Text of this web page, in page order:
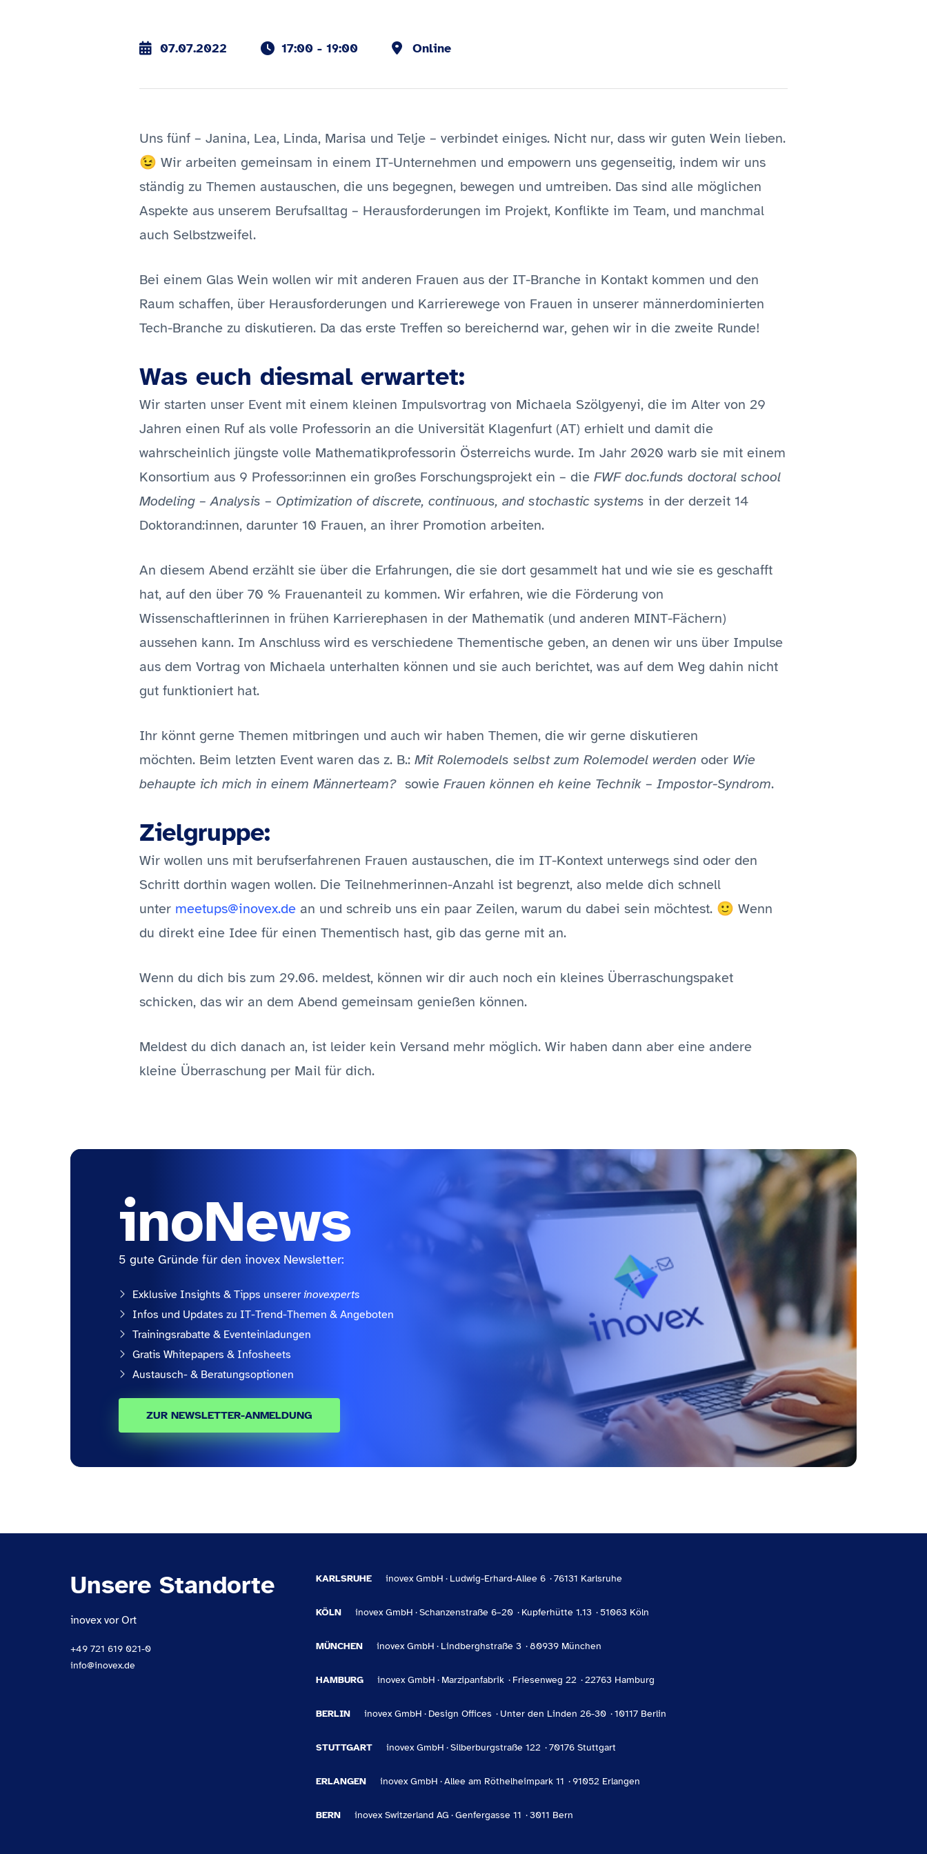
07.07.2022 17:00 19:00 Online
Uns fünf – Janina, Lea, Linda, Marisa und Telje – verbindet einiges. Nicht nur, dass wir guten Wein lieben.
😉 Wir arbeiten gemeinsam in einem IT-Unternehmen und empowern uns gegenseitig, indem wir uns
ständig zu Themen austauschen, die uns begegnen, bewegen und umtreiben. Das sind alle möglichen
Aspekte aus unserem Berufsalltag – Herausforderungen im Projekt, Konflikte im Team, und manchmal
auch Selbstzweifel.
Bei einem Glas Wein wollen wir mit anderen Frauen aus der IT-Branche in Kontakt kommen und den
Raum schaffen, über Herausforderungen und Karrierewege von Frauen in unserer männerdominierten
Tech-Branche zu diskutieren. Da das erste Treffen so bereichernd war, gehen wir in die zweite Runde!
Was euch diesmal erwartet:
Wir starten unser Event mit einem kleinen Impulsvortrag von Michaela Szölgyenyi, die im Alter von 29
Jahren einen Ruf als volle Professorin an die Universität Klagenfurt (AT) erhielt und damit die
wahrscheinlich jüngste volle Mathematikprofessorin Österreichs wurde. Im Jahr 2020 warb sie mit einem
Konsortium aus 9 Professor:innen ein großes Forschungsprojekt ein – die FWF doc.funds doctoral school
Modeling – Analysis – Optimization of discrete, continuous, and stochastic systems in der derzeit 14
Doktorand:innen, darunter 10 Frauen, an ihrer Promotion arbeiten.
An diesem Abend erzählt sie über die Erfahrungen, die sie dort gesammelt hat und wie sie es geschafft
hat, auf den über 70 % Frauenanteil zu kommen. Wir erfahren, wie die Förderung von
Wissenschaftlerinnen in frühen Karrierephasen in der Mathematik (und anderen MINT-Fächern)
aussehen kann. Im Anschluss wird es verschiedene Thementische geben, an denen wir uns über Impulse
aus dem Vortrag von Michaela unterhalten können und sie auch berichtet, was auf dem Weg dahin nicht
gut funktioniert hat.
Ihr könnt gerne Themen mitbringen und auch wir haben Themen, die wir gerne diskutieren
möchten. Beim letzten Event waren das z. B.: Mit Rolemodels selbst zum Rolemodel werden oder Wie
behaupte ich mich in einem Männerteam? sowie Frauen können eh keine Technik – Impostor-Syndrom.
Zielgruppe:
Wir wollen uns mit berufserfahrenen Frauen austauschen, die im IT-Kontext unterwegs sind oder den
Schritt dorthin wagen wollen. Die Teilnehmerinnen-Anzahl ist begrenzt, also melde dich schnell
unter meetups@inovex.de an und schreib uns ein paar Zeilen, warum du dabei sein möchtest. 🙂 Wenn
du direkt eine Idee für einen Thementisch hast, gib das gerne mit an.
Wenn du dich bis zum 29.06. meldest, können wir dir auch noch ein kleines Überraschungspaket
schicken, das wir an dem Abend gemeinsam genießen können.
Meldest du dich danach an, ist leider kein Versand mehr möglich. Wir haben dann aber eine andere
kleine Überraschung per Mail für dich.
inoNews
5 gute Gründe für den inovex Newsletter:
Exklusive Insights & Tipps unsererinovexperts
Infos und Updates zu IT-Trend-Themen & Angeboten
Trainingsrabatte & Eventeinladungen
Gratis Whitepapers & Infosheets
Austausch- & Beratungsoptionen
ZUR NEWSLETTER-ANMELDUNG
Unsere Standorte
inovex vor Ort
+49 721 619 021-0
info@inovex.de
KARLSRUHE inovex GmbH Ludwig-Erhard-Allee 6 76131 Karlsruhe
KÖLN inovex GmbH Schanzenstraße 6–20 Kupferhütte 1.13 51063 Köln
MÜNCHEN inovex GmbH Lindberghstraße 3 80939 München
HAMBURG inovex GmbH Marzipanfabrik Friesenweg 22 22763 Hamburg
BERLIN inovex GmbH Design Offices Unter den Linden 26-30 10117 Berlin
STUTTGART inovex GmbH Silberburgstraße 122 70176 Stuttgart
ERLANGEN inovex GmbH Allee am Röthelheimpark 11 91052 Erlangen
BERN inovex Switzerland AG Genfergasse 11 3011 Bern